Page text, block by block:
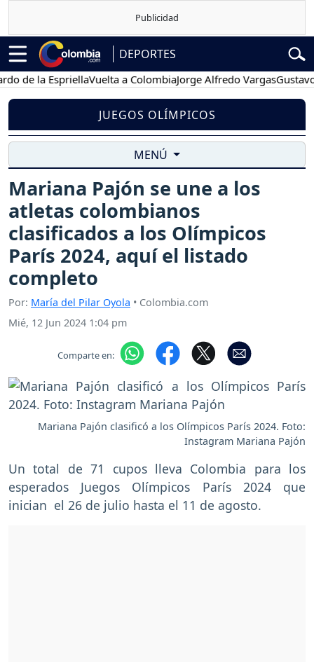
DEPORTES
la EspriellaVuelta a ColombiaJorge Alfredo VargasGustavo Petro
JUEGOS OLÍMPICOS
MENÚ
Mariana Pajón se une a los
atletas colombianos
clasificados a los Olímpicos
París 2024, aquí el listado
completo
Por: María del Pilar Oyola • Colombia.com
Mié, 12 Jun 2024 1:04 pm
Comparte en:
Mariana Pajón clasificó a los Olímpicos París 2024. Foto:
Instagram Mariana Pajón
Un total de 71 cupos lleva Colombia para los
esperados Juegos Olímpicos París 2024 que
inician el 26 de julio hasta el 11 de agosto.